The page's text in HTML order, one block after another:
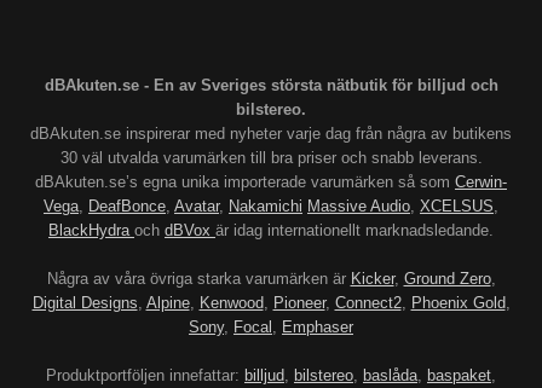
dBAkuten.se - En av Sveriges största nätbutik för billjud och
bilstereo.
dBAkuten.se inspirerar med nyheter varje dag från några av butikens
30 väl utvalda varumärken till bra priser och snabb leverans.
dBAkuten.se’s egna unika importerade varumärken så som Cerwin-
Vega, DeafBonce, Avatar, Nakamichi Massive Audio, XCELSUS,
BlackHydra och dBVox är idag internationellt marknadsledande.
Några av våra övriga starka varumärken är Kicker, Ground Zero,
Digital Designs, Alpine, Kenwood, Pioneer, Connect2, Phoenix Gold,
Sony, Focal , Emphaser
Produktportföljen innefattar: billjud, bilstereo, baslåda, baspaket,